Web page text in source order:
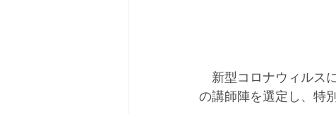
新型コロナウィルス
の講師陣を選定し、特